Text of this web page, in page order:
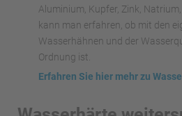
Aluminium, Kupfer, Zink,
kann man erfahren, ob mit den
Wasserhähnen und der
Ordnung ist.
Erfahren Sie hier mehr zu